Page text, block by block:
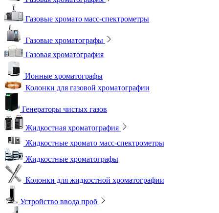
Газовые хромато масс-спектрометры
Газовые хроматографы
Газовая хроматография
Ионные хроматографы
Колонки для газовой хроматографии
Генераторы чистых газов
Жидкостная хроматография
Жидкостные хромато масс-спектрометры
Жидкостные хроматографы
Колонки для жидкостной хроматографии
Устройство ввода проб